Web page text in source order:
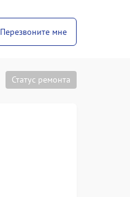
Перезвоните мне
Статус ремонта